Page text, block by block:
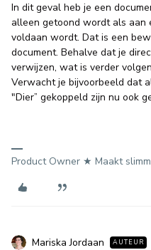
In dit geval heb je een
alleen getoond wordt als aan
voldaan wordt. Dat is een
document. Behalve dat je
verwijzen, wat is verder
Verwacht je bijvoorbeeld dat
"Dier” gekoppeld zijn nu ook
Product Owner ★ Maakt
Mariska Jordaan AUTEUR